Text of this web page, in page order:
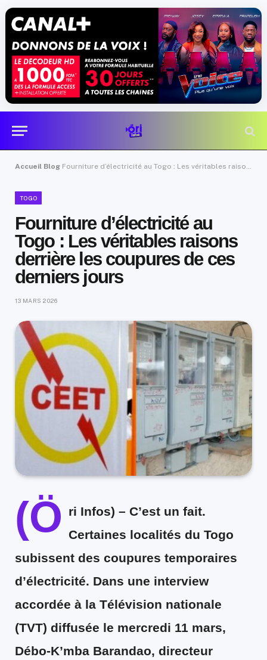
Accueil Blog Fourniture d’électricité au Togo : Les véritables raisons derrière les coupures de ces derniers jours
TOGO
Fourniture d’électricité au
Togo : Les véritables raisons
derrière les coupures de ces
derniers jours
13 MARS 2026
(Ö ri Infos) – C’est un fait.
Certaines localités du Togo
subissent des coupures temporaires
d’électricité. Dans une interview
accordée à la Télévision nationale
(TVT) diffusée le mercredi 11 mars,
Débo-K’mba Barandao, directeur